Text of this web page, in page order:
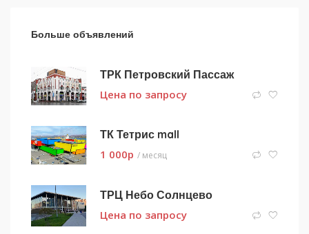
Больше объявлений
ТРК Петровский Пассаж
Цена по запросу
ТК Тетрис mall
1 000p / месяц
ТРЦ Небо Солнцево
Цена по запросу